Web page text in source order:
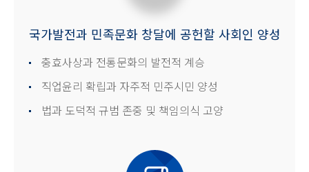
국가발전과 민족문화 창달에 공헌할 사회인 양성
충효사상과 전통문화의 발전적 계승
직업윤리 확립과 자주적 민주시민 양성
법과 도덕적 규범 존중 및 책임의식 고양